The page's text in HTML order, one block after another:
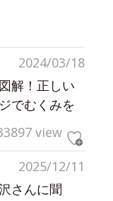
2024/03/18
解！正しい
でむくみを
view
2025/12/11
さんに聞